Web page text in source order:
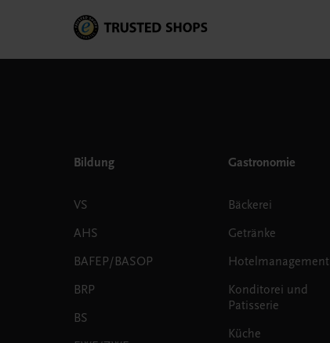
Bildung
VS
AHS
BAFEP/BASOP
BRP
BS
Gastronomie
Bäckerei
Getränke
Hotelmanagement
Konditorei und
Patisserie
Küche